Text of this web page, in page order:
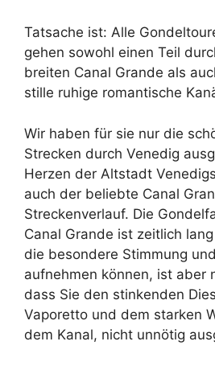
Tatsache ist: Alle
gehen sowohl einen Teil
breiten Canal Grande als
stille ruhige romantische
Wir haben für sie nur die
Strecken durch Venedig
Herzen der Altstadt
auch der beliebte Canal
Streckenverlauf. Die
Canal Grande ist zeitlich
die besondere Stimmung
aufnehmen können, ist aber
dass Sie den stinkenden
Vaporetto und dem starken
dem Kanal, nicht unnötig